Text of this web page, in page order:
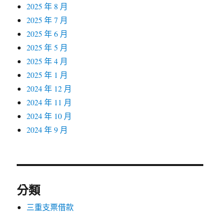
2025 年 8 月
2025 年 7 月
2025 年 6 月
2025 年 5 月
2025 年 4 月
2025 年 1 月
2024 年 12 月
2024 年 11 月
2024 年 10 月
2024 年 9 月
分類
三重支票借款